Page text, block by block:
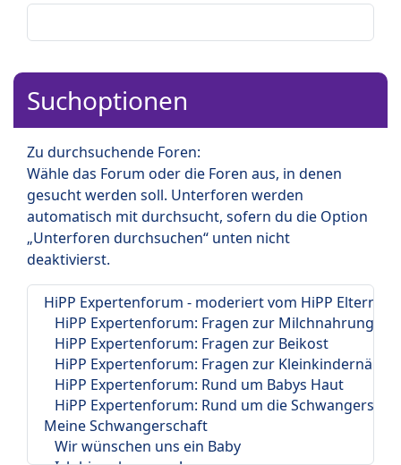
Suchoptionen
Zu durchsuchende Foren:
Wähle das Forum oder die Foren aus, in denen
gesucht werden soll. Unterforen werden
automatisch mit durchsucht, sofern du die Option
„Unterforen durchsuchen“ unten nicht
deaktivierst.